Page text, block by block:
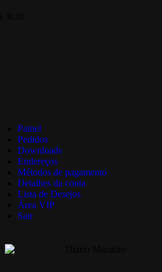
Painel
Pedidos
Downloads
Endereços
Métodos de pagamento
Detalhes da conta
Lista de Desejos
Área VIP
Sair